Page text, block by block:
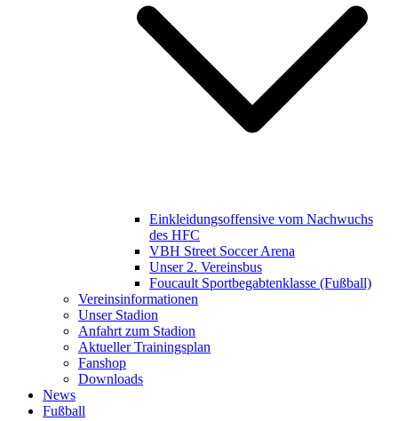
Einkleidungsoffensive vom Nachwuchs
des HFC
VBH Street Soccer Arena
Unser 2. Vereinsbus
Foucault Sportbegabtenklasse (Fußball)
Vereinsinformationen
Unser Stadion
Anfahrt zum Stadion
Aktueller Trainingsplan
Fanshop
Downloads
News
Fußball